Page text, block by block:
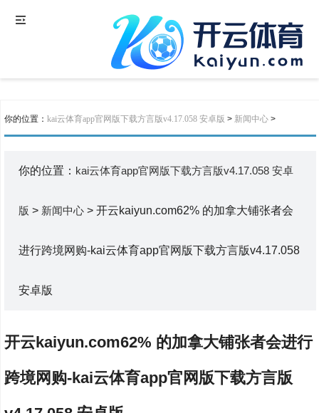
你的位置： kai云体育app官网版下载方言版v4.17.058 安卓版 > 新闻中心 >
你的位置： kai云体育app官网版下载方言版v4.17.058 安卓
版 > 新闻中心 > 开云kaiyun.com62% 的加拿大铺张者会
进行跨境网购-kai云体育app官网版下载方言版v4.17.058
安卓版
开云kaiyun.com62% 的加拿大铺张者会进行
跨境网购-kai云体育app官网版下载方言版